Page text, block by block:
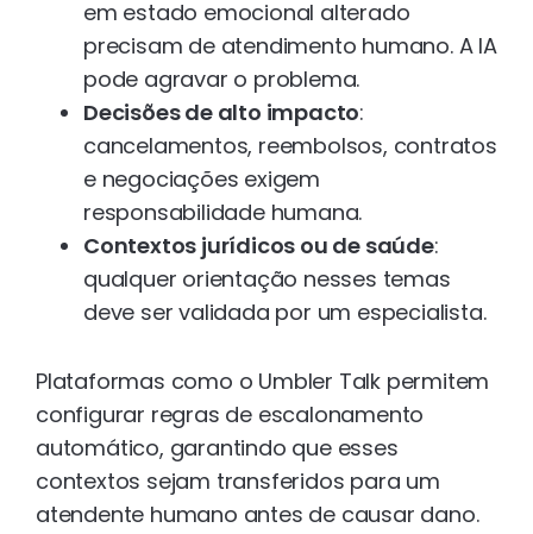
em estado emocional alterado
precisam de atendimento humano. A IA
pode agravar o problema.
Decisões de alto impacto:
cancelamentos, reembolsos, contratos
e negociações exigem
responsabilidade humana.
Contextos jurídicos ou de saúde:
qualquer orientação nesses temas
deve ser validada por um especialista.
Plataformas como o Umbler Talk permitem
configurar regras de escalonamento
automático, garantindo que esses
contextos sejam transferidos para um
atendente humano antes de causar dano.